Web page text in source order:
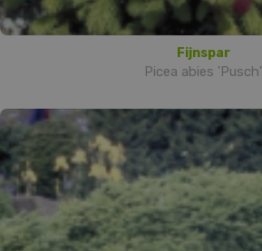
Fijnspar
Picea abies 'Pusch'